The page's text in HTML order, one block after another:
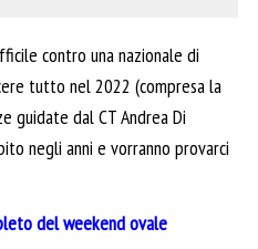
contro una nazionale di
tutto nel 2022 (compresa la
guidate dal CT Andrea Di
negli anni e vorranno provarci
del weekend ovale